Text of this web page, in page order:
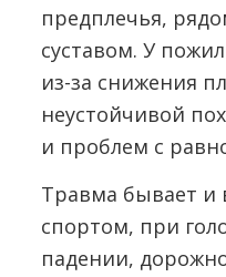
предплечья,
суставом. У
из-за снижения
неустойчивой
и проблем с
Травма бывает и
спортом, при
падении,